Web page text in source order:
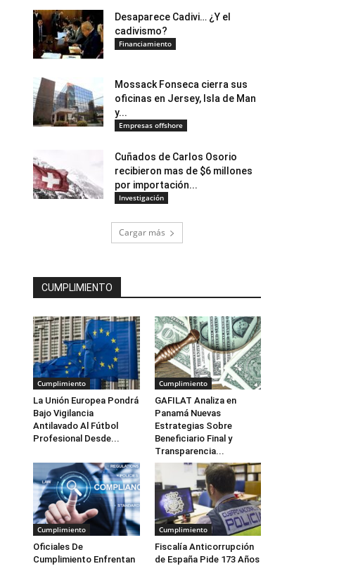
Desaparece Cadivi… ¿Y el
cadivismo?
Financiamiento
Mossack Fonseca cierra sus
oficinas en Jersey, Isla de Man
y...
Empresas offshore
Cuñados de Carlos Osorio
recibieron mas de $6 millones
por importación...
Investigación
Cargar más
CUMPLIMIENTO
Cumplimiento
La Unión Europea Pondrá
Bajo Vigilancia
Antilavado Al Fútbol
Profesional Desde...
Cumplimiento
GAFILAT Analiza en
Panamá Nuevas
Estrategias Sobre
Beneficiario Final y
Transparencia...
Cumplimiento
Oficiales De
Cumplimiento Enfrentan
Cumplimiento
Fiscalía Anticorrupción
de España Pide 173 Años